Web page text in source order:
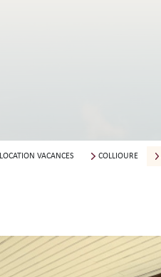
LOCATION VACANCES COLLIOURE